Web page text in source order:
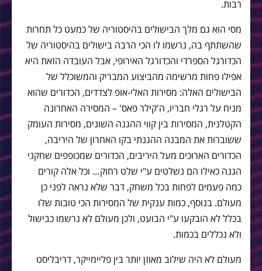
רבות.
מסי הוא גם מלך הבישולים בהיסטוריה של כמעט כל תחרות
שהשתתף בה, נרשמו לו הכי הרבה בישולים בהיסטוריה של
הכדורגל הספרדי והכדורגל האירופי, אבל העובדה הזאת היא
אפילו פחות מרשימה מהביצוע המבריק והמשוכלל של
הבישולים האלה: מסירות האלי-אופ לצדדים, הכדורים שהוא
מניח על רגלי חבריו, ה'קילר פאס' – המסירה האחרונה
הקטלנית, המסירות בין קווי ההגנה השונים, מסירות העומק
ששוברות את המבנה ההגנתי בקו האחרון של היריבה,
הכדורים הארוכים מעל היריבים, הכדורים שמכופפים שחקני
הגנה כאילו הם נשלטים ע"י שלט רחוק… וכל אלה קורים
כמה פעמים לפחות בכל משחק, דבר שלא נראה לפני כן
מעולם. בנוסף, כמות ענקית של המסירות הכי טובות שלו
בכלל לא הובקעו ע"י הבועט, ולכן מעולם לא נרשמו כבישול
ולא נכללים בכמות.
מעולם לא היה שילוב מאוזן יותר בין פליימייקר, דריבליסט